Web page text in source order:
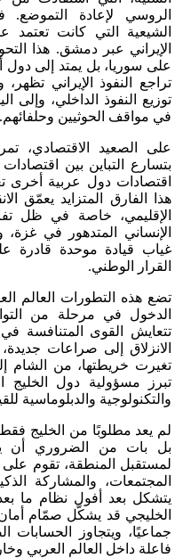
الروسي لإعادة التموضع.
الشيعية التي كانت تعتمد
الإيراني عبر دمشق. هذا
على سوريا، بل يمتد إلى
تراجع النفوذ الإيراني
توزيع النفوذ الداخلي، وإلى
في مواقف الحوثيين وحلفائهم.
على الصعيد الاقتصادي،
بتسارع التباين بين اقتصادات
اقتصادات دول عربية أخرى
هذا الفارق المتزايد يعمّق
الإقليمي، خاصة في ظل
الإنساني المتدهور في
غياب قيادة موحدة قادرة
القرار الوطني.
تضع هذه التطورات العالم
الدخول في مرحلة من
تتعايش القوى المتنافسة
الانزلاق إلى صراعات
تغيرت خريطتها، من الشام
تبرز مسؤولية دول الخليج
والتكنولوجية والدبلوماسية
لم يعد مطلوبًا من الخليج فقط
بل بات من الضروري أن
لمستقبل المنطقة، تقوم على
المجتمعات، والمشاركة
يتشكل بعد أفول نظام ما بعد
الخليجي قد يشكّل صمّام
جماعيًا، ويتجاوز الحسابات
فاعلة داخل العالم العربي